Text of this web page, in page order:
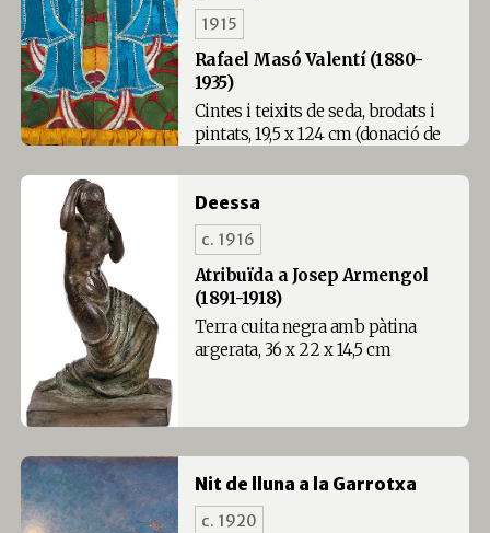
1915
Rafael Masó Valentí (1880-
1935)
Cintes i teixits de seda, brodats i
pintats, 19,5 x 124 cm (donació de
Deessa
c. 1916
Atribuïda a Josep Armengol
(1891-1918)
Terra cuita negra amb pàtina
argerata, 36 x 22 x 14,5 cm
Nit de lluna a la Garrotxa
c. 1920